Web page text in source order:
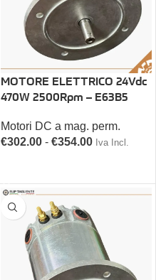
MOTORE ELETTRICO 24Vdc
470W 2500Rpm – E63B5
Motori DC a mag. perm.
€302.00 - €354.00 Iva Incl.